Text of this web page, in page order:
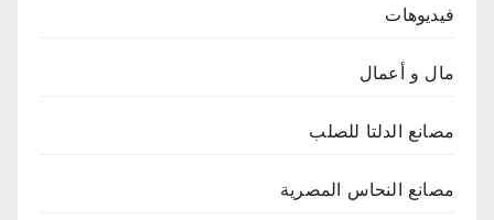
فيديوهات
مال و أعمال
مصانع الدلتا للصلب
مصانع النحاس المصرية